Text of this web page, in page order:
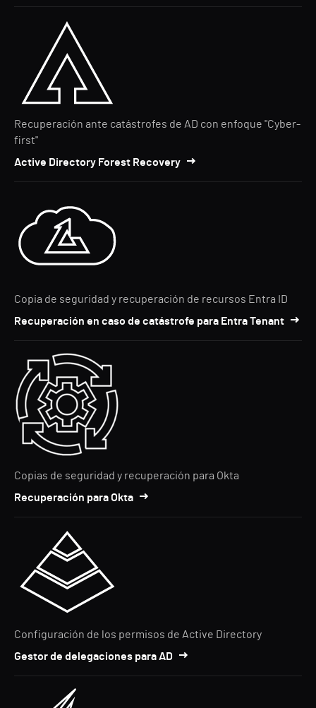
Recuperación ante catástrofes de AD con enfoque "Cyber-
first"
Active Directory Forest Recovery
Copia de seguridad y recuperación de recursos Entra ID
Recuperación en caso de catástrofe para Entra Tenant
Copias de seguridad y recuperación para Okta
Recuperación para Okta
Configuración de los permisos de Active Directory
Gestor de delegaciones para AD